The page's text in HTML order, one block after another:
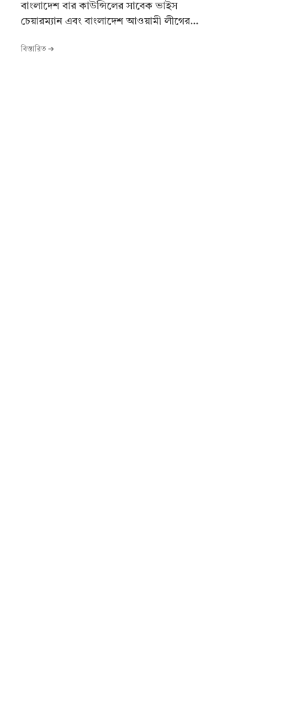
বাংলাদেশ বার কাউন্সিলের সাবেক ভাইস
চেয়ারম্যান এবং বাংলাদেশ আওয়ামী লীগের...
বিস্তারিত ➔